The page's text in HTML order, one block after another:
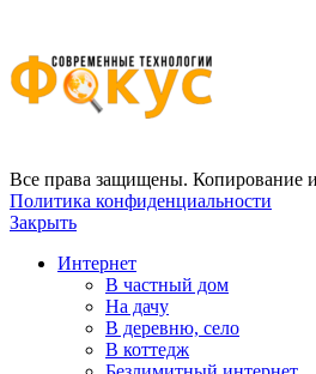
Все права защищены. Копирование и
Политика конфиденциальности
Закрыть
Интернет
В частный дом
На дачу
В деревню, село
В коттедж